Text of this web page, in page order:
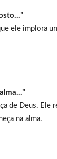
ele implora
de Deus. Ele
na alma.